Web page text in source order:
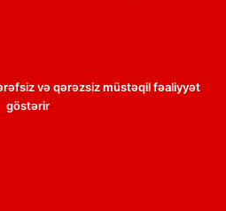
və qərəzsiz müstəqil fəaliyyət
göstərir